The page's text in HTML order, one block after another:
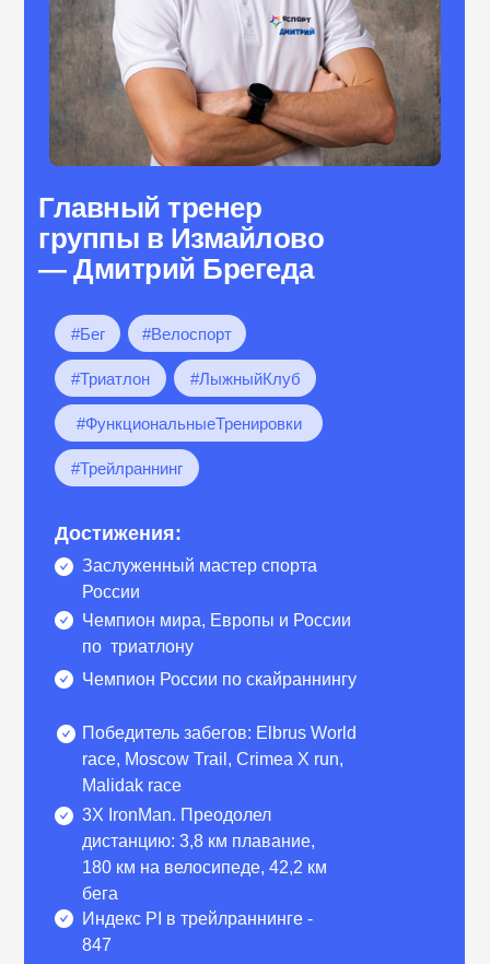
Главный тренер
группы в Измайлово
— Дмитрий Брегеда
Достижения:
Заслуженный мастер спорта
России
Чемпион мира, Европы и России
по триатлону
Чемпион России по скайраннингу
Победитель забегов: Elbrus World
race, Moscow Trail, Crimea X run,
Malidak race
3X IronMan. Преодолел
дистанцию: 3,8 км плавание,
180 км на велосипеде, 42,2 км
бега
#Бег #Велоспорт
#Триатлон
#Трейлраннинг
#ЛыжныйКлуб
#ФункциональныеТренировки
Индекс PI в трейлраннинге -
847